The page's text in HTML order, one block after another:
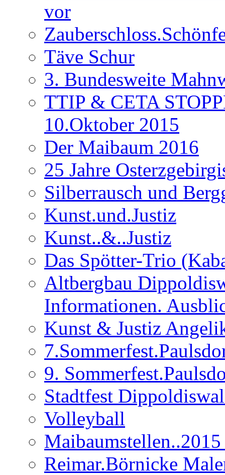
vor
Täve Schur
3. Bundesweite
TTIP & CETA
10.Oktober 2015
Der Maibaum 2016
25 Jahre
Silberrausch und
Kunst.und.Justiz
Kunst..&..Justiz
Das Spötter-Trio
Altbergbau
Informationen.
Kunst & Justiz
9.
Stadtfest
Volleyball
Reimar.Börnicke